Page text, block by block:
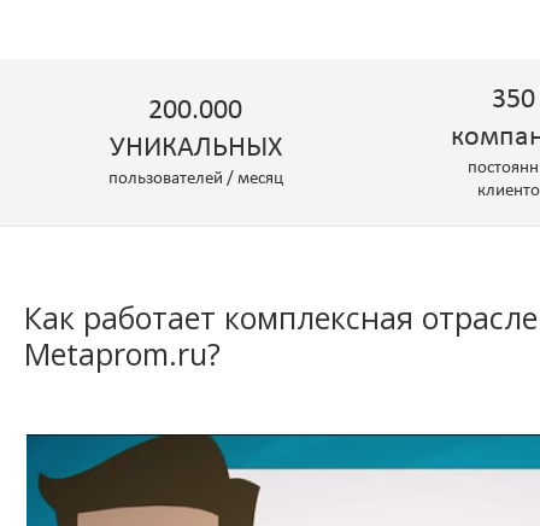
200.000
УНИКАЛЬНЫХ
пользователей / месяц
350
Как работает комплексная
Metaprom.ru?